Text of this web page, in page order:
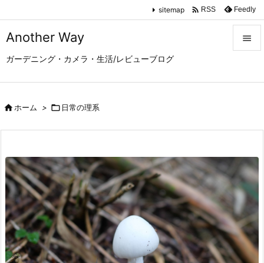
Another Way
ガーデニング・カメラ・生活/レビューブログ


次へ

検索
sitemap  RSS Feedly
ホーム >  日常の理系